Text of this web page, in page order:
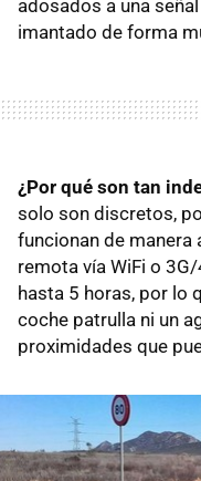
adosados a una
imantado de forma
¿Por qué son tan
solo son discretos,
funcionan de manera
remota vía WiFi o
hasta 5 horas, por lo
coche patrulla ni un
proximidades que